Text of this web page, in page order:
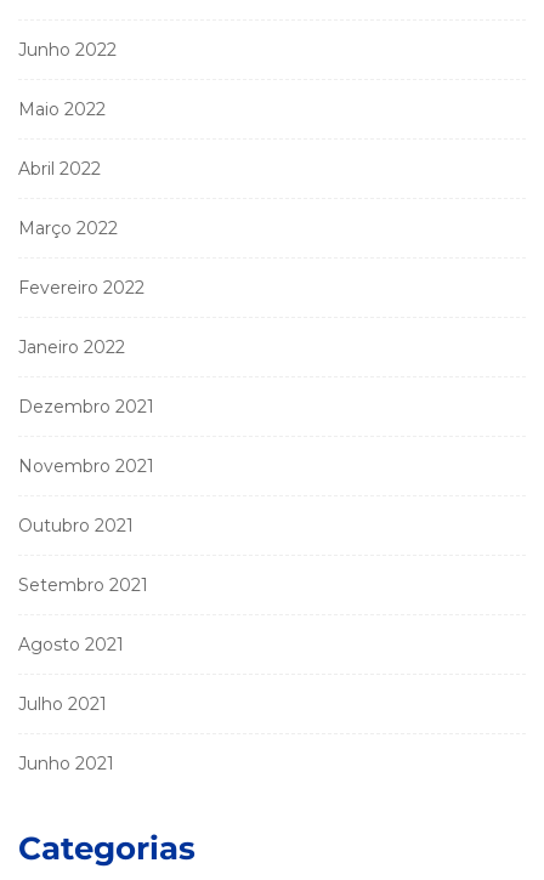
Junho 2022
Maio 2022
Abril 2022
Março 2022
Fevereiro 2022
Janeiro 2022
Dezembro 2021
Novembro 2021
Outubro 2021
Setembro 2021
Agosto 2021
Julho 2021
Junho 2021
Categorias